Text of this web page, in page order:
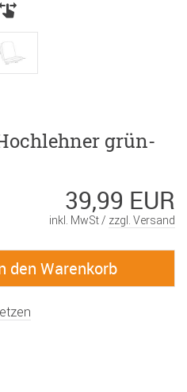
grün-
39,99 EUR
inkl. MwSt / zzgl. Versand